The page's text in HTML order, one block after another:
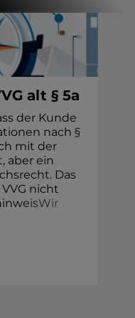
alt § 5a
der Kunde
nach §
mit der
aber ein
Das
nicht
eisWir